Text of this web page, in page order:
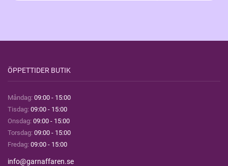
ÖPPETTIDER BUTIK
Måndag: 09:00 - 15:00
Tisdag: 09:00 - 15:00
Onsdag: 09:00 - 15:00
Torsdag: 09:00 - 15:00
Fredag: 09:00 - 15:00
info@garnaffaren.se